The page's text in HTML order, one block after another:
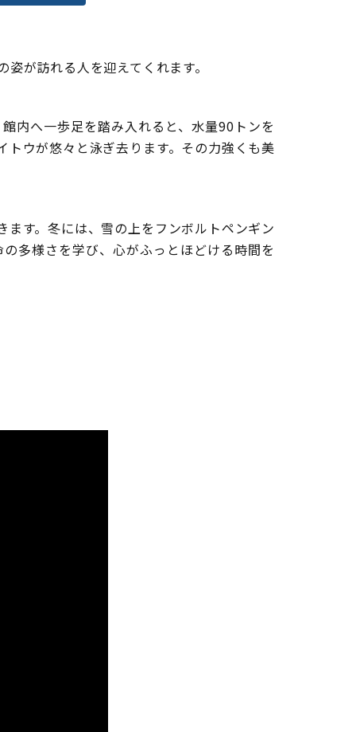
が訪れる人を迎えてくれます。
内へ一歩足を踏み入れると、水量90トンを
ウが悠々と泳ぎ去ります。その力強くも美
す。冬には、雪の上をフンボルトペンギン
多様さを学び、心がふっとほどける時間を